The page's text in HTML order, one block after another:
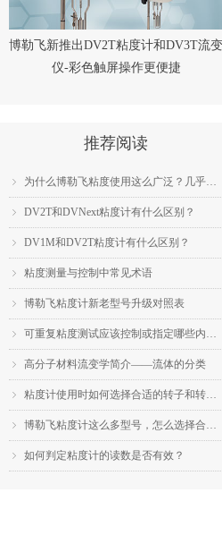
ꁇ 为什么博勒飞粘度使用这么广泛？几乎成为了行业标准？
ꁇ DV2T和DVNext粘度计有什么区别？
ꁇ DV1M和DV2T粘度计有什么区别？
ꁇ 粘度测量与控制中常见术语
ꁇ 博勒飞粘度计新老型号升级对照表
ꁇ 可重复粘度测试应该控制或指定哪些内容？
ꁇ 高分子材料流变学简介——流体的分类
ꁇ 粘度计使用时如何选择合适的转子和转速？
ꁇ 博勒飞粘度计这么多型号，怎么选择合适的机型？
ꁇ 如何判定粘度计的读数是否有效？
推荐阅读
博勒飞新推出DV2T粘度计和DV3T流变
仪-彩色触屏操作更便捷